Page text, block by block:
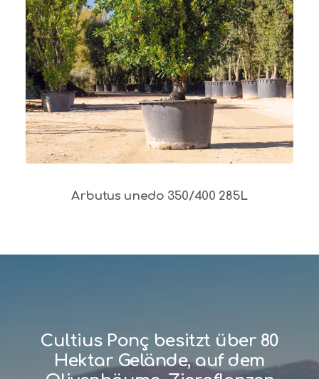
Arbutus unedo 350/400 285L
Cultius Ponç besitzt über 80
Hektar Gelände, auf dem